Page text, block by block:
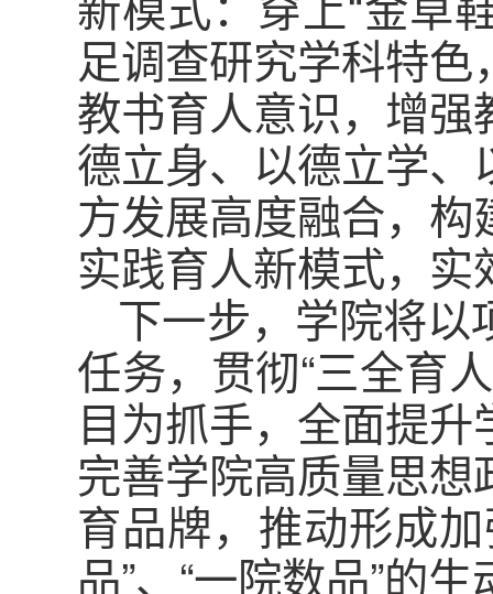
足调查研究学科特
教书育人意识，增
德立身、以德立学
方发展高度融合，
实践育人新模式，实
下一步，学院将以
任务，贯彻“三全育
目为抓手，全面提
完善学院高质量思
育品牌，推动形成
品”、“一院数品”的